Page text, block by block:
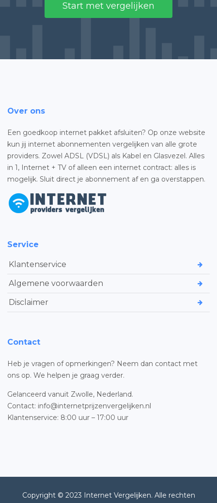
Start met vergelijken
Over ons
Een goedkoop internet pakket afsluiten? Op onze website
kun jij internet abonnementen vergelijken van alle grote
providers. Zowel ADSL (VDSL) als Kabel en Glasvezel. Alles
in 1, Internet + TV of alleen een internet contract: alles is
mogelijk. Sluit direct je abonnement af en ga overstappen.
Service
Klantenservice
Algemene voorwaarden
Disclaimer
Contact
Heb je vragen of opmerkingen? Neem dan contact met
ons op. We helpen je graag verder.
Gelanceerd vanuit Zwolle, Nederland.
Contact: info@internetprijzenvergelijken.nl
Klantenservice: 8:00 uur – 17:00 uur
Copyright © 2023 Internet Vergelijken. Alle rechten